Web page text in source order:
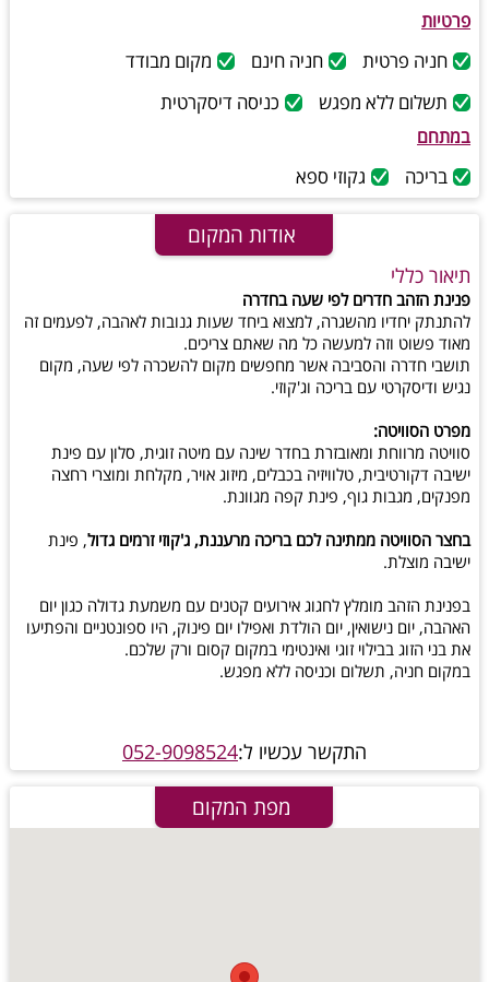
פרטיות
חניה פרטית חניה חינם
מקום מבודד
תשלום ללא מפגש
כניסה דיסקרטית
במתחם
בריכה גקוזי ספא
אודות המקום
תיאור כללי
פנינת הזהב חדרים לפי שעה בחדרה
להתנתק יחדיו מהשגרה, למצוא ביחד שעות גנובות לאהבה, לפעמים זה
מאוד פשוט וזה למעשה כל מה שאתם צריכים.
תושבי חדרה והסביבה אשר מחפשים מקום להשכרה לפי שעה, מקום
נגיש ודיסקרטי עם בריכה וג'קוזי.
מפרט הסוויטה:
סוויטה מרווחת ומאובזרת בחדר שינה עם מיטה זוגית, סלון עם פינת
ישיבה דקורטיבית, טלוויזיה בכבלים, מיזוג אויר, מקלחת ומוצרי רחצה
מפנקים, מגבות גוף, פינת קפה מגוונת.
בחצר הסוויטה ממתינה לכם בריכה מרעננת, ג'קוזי זרמים גדול, פינת
ישיבה מוצלת.
בפנינת הזהב מומלץ לחגוג אירועים קטנים עם משמעת גדולה כגון יום
האהבה, יום נישואין, יום הולדת ואפילו יום פינוק, היו ספונטניים והפתיעו
את בני הזוג בבילוי זוגי ואינטימי במקום קסום ורק שלכם.
במקום חניה, תשלום וכניסה ללא מפגש.
התקשר עכשיו ל:052-9098524
מפת המקום